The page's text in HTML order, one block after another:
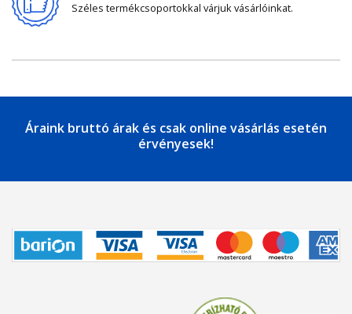
Széles termékcsoportokkal várjuk vásárlóinkat.
Áraink bruttó árak és csak online vásárlás esetén
érvényesek!